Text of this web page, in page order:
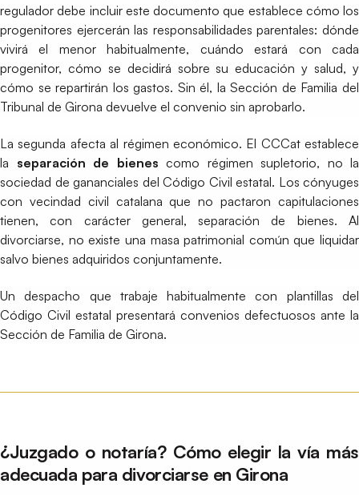
regulador debe incluir este documento que establece cómo los
progenitores ejercerán las responsabilidades parentales: dónde
vivirá el menor habitualmente, cuándo estará con cada
progenitor, cómo se decidirá sobre su educación y salud, y
cómo se repartirán los gastos. Sin él, la Sección de Familia del
Tribunal de Girona devuelve el convenio sin aprobarlo.
La segunda afecta al régimen económico. El CCCat establece
la separación de bienes como régimen supletorio, no la
sociedad de gananciales del Código Civil estatal. Los cónyuges
con vecindad civil catalana que no pactaron capitulaciones
tienen, con carácter general, separación de bienes. Al
divorciarse, no existe una masa patrimonial común que liquidar
salvo bienes adquiridos conjuntamente.
Un despacho que trabaje habitualmente con plantillas del
Código Civil estatal presentará convenios defectuosos ante la
Sección de Familia de Girona.
¿Juzgado o notaría? Cómo elegir la vía más
adecuada para divorciarse en Girona